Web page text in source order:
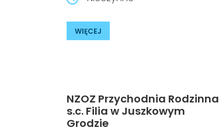
WIĘCEJ
NZOZ Przychodnia Rodzinna
s.c. Filia w Juszkowym
Grodzie